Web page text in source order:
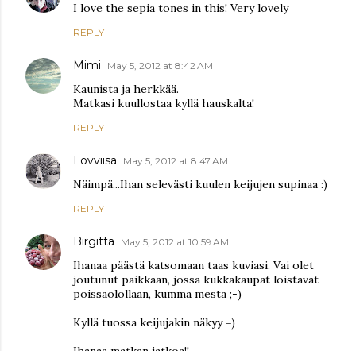
I love the sepia tones in this! Very lovely
REPLY
Mimi May 5, 2012 at 8:42 AM
Kaunista ja herkkää.
Matkasi kuullostaa kyllä hauskalta!
REPLY
Lovviisa May 5, 2012 at 8:47 AM
Näimpä...Ihan selevästi kuulen keijujen supinaa :)
REPLY
Birgitta May 5, 2012 at 10:59 AM
Ihanaa päästä katsomaan taas kuviasi. Vai olet
joutunut paikkaan, jossa kukkakaupat loistavat
poissaolollaan, kumma mesta ;-)
Kyllä tuossa keijujakin näkyy =)